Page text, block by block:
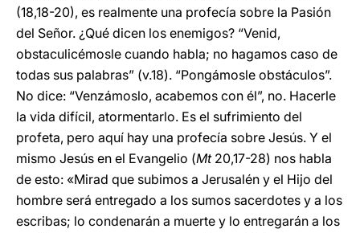
(18,18-20), es realmente una profecía sobre la Pasión
del Señor. ¿Qué dicen los enemigos? “Venid,
obstaculicémosle cuando habla; no hagamos caso de
todas sus palabras” (v.18). “Pongámosle obstáculos”.
No dice: “Venzámoslo, acabemos con él”, no. Hacerle
la vida difícil, atormentarlo. Es el sufrimiento del
profeta, pero aquí hay una profecía sobre Jesús. Y el
mismo Jesús en el Evangelio (Mt20,17-28) nos habla
de esto: «Mirad que subimos a Jerusalén y el Hijo del
hombre será entregado a los sumos sacerdotes y a los
escribas; lo condenarán a muerte y lo entregarán a los